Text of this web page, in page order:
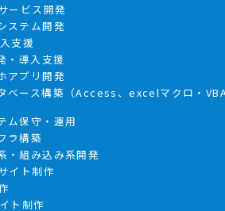
ービス開発
ステム開発
支援
・導入支援
アプリ開発
ベース構築（Access、excelマクロ・
ム保守・運用
ラ構築
・組み込み系開発
イト制作
ト制作